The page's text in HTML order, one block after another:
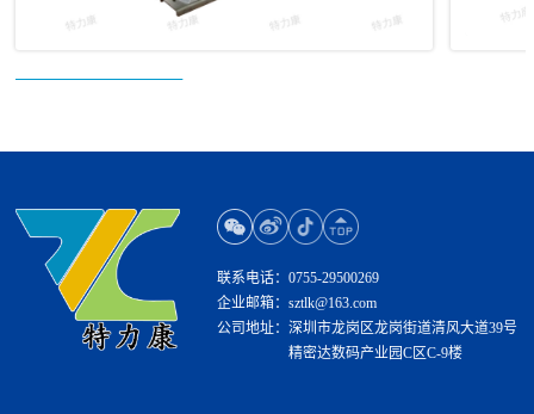
联系电话： 0755-29500269
企业邮箱： sztlk@163.com
公司地址： 深圳市龙岗区龙岗街道清风大道39号
精密达数码产业园C区C-9楼